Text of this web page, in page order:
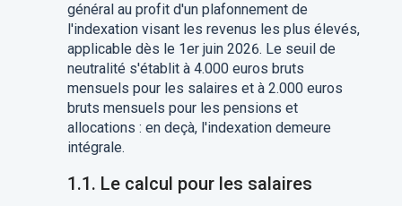
général au profit d'un plafonnement de
l'indexation visant les revenus les plus élevés,
applicable dès le 1er juin 2026. Le seuil de
neutralité s'établit à 4.000 euros bruts
mensuels pour les salaires et à 2.000 euros
bruts mensuels pour les pensions et
allocations : en deçà, l'indexation demeure
intégrale.
1.1. Le calcul pour les salaires